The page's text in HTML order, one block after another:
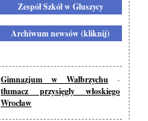
Zespół Szkół w Głuszycy
Archiwum newsów (kliknij)
Gimnazjum w Wałbrzychu -
tłumacz przysięgły włoskiego
Wrocław